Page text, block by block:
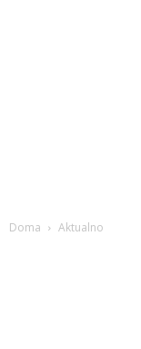
Doma Aktualno